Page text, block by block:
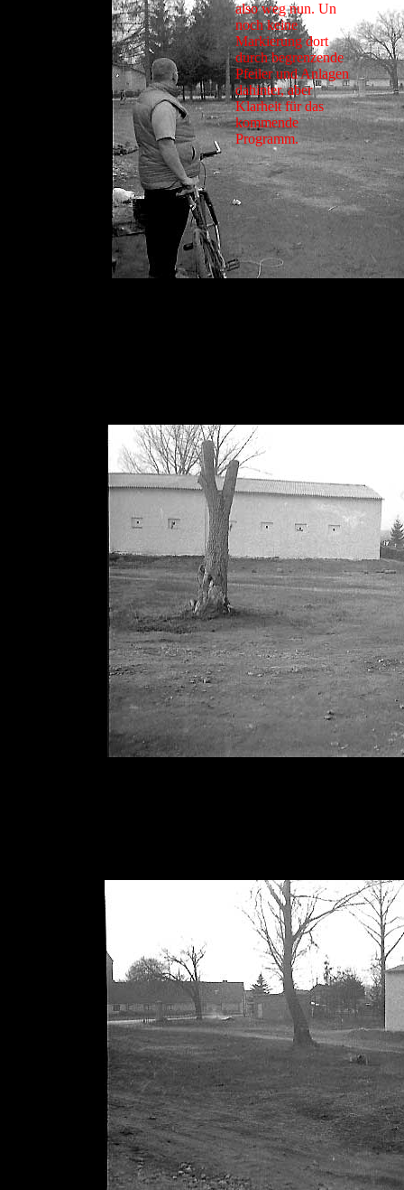
also weg nun. Un
noch keine
Markierung dort
durch begrenzende
Pfeiler und Anlagen
dahinter, aber
Klarheit für das
kommende
Programm.